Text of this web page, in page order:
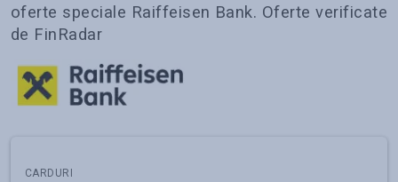
oferte speciale Raiffeisen Bank. Oferte verificate
de FinRadar
CARDURI